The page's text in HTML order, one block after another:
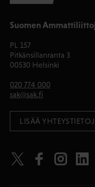
Suomen
PL 157
Pitkänsillanranta 3
00530 Helsinki
020 774 000
sak@sak.fi
LISÄÄ